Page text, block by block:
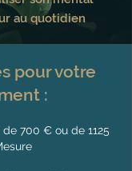
au quotidien
pour votre
:
700 € ou de 1125